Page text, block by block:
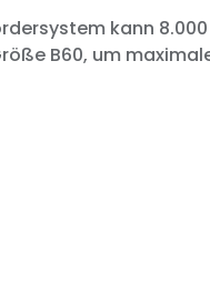
kann
B60, um